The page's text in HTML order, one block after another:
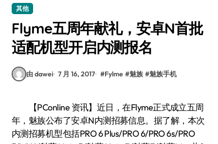
其他
Flyme五周年献礼，安卓N首批
适配机型开启内测报名
由 dawei 7 月 16, 2017 #Fylme #魅族 #魅族手机
【PConline 资讯】近日，在Flyme正式成立五周
年，魅族公布了安卓N内测招募信息。据了解，本次
内测招募机型包括PRO 6 Plus/PRO 6/PRO 6s/PRO